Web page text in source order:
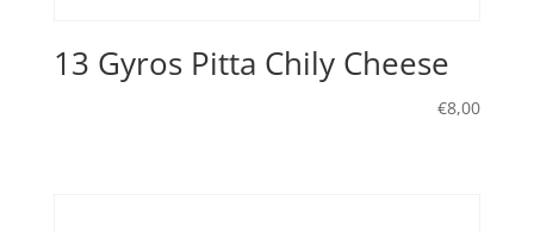
13 Gyros Pitta Chily Cheese
€8,00